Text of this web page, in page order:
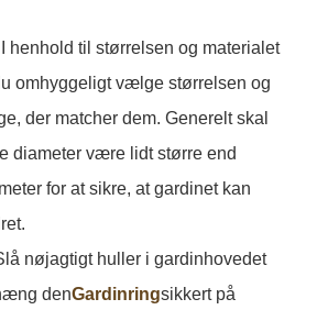
henhold til størrelsen og materialet
omhyggeligt vælge størrelsen og
der matcher dem. Generelt skal
diameter være lidt større end
for at sikre, at gardinet kan
nøjagtigt huller i gardinhovedet
denGardinringsikkert på